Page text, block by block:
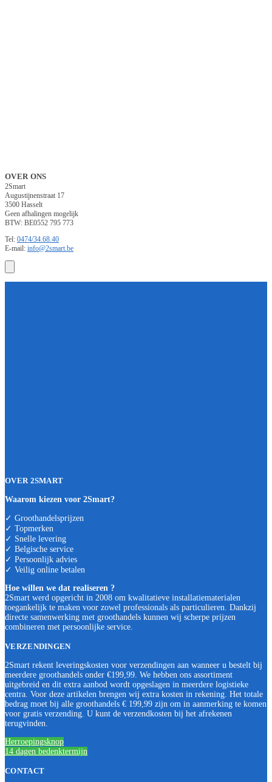
OVER ONS
2Smart
Augustijnenstraat 17
3500 Hasselt
Geen afhalingen mogelijk
BTW: BE0552 795 773
Tel: 0474/34.68.40
E-mail: info@2smart.be
OVER 2SMART
Waarom kiezen voor 2Smart?
✓ Groothandelsprijzen
✓ Topmerken
✓ Snelle levering
✓ Belgische service
✓ Persoonlijk advies
✓ Veilig online betalen
Hoe willen we dat realiseren ?
2Smart werd opgericht in 2008 om kwalitatieve installatiematerialen
toegankelijk te maken voor zowel professionals als particulieren. Dankzij
directe samenwerking met groothandels kunnen wij scherpe prijzen
combineren met persoonlijke service.
VERZENDINGEN
2Smart rekent leveringskosten voor verzendingen aan wanneer u bestelt bij
meerdere groothandels onder €199,99. We hebben ons assortiment
uitgebreid en dit extra aanbod wordt opgeslagen in meerdere logistieke
centra. Voor deze artikelen brengen wij extra kosten in rekening. Het totale
bedrag moet bij alle groothandels € 199,99 zijn om in aanmerking te komen
voor gratis verzending. U kunt de verzendkosten bij het afrekenen
terugvinden.
Herroepingsknop
14 dagen bedenktermijn
CONTACT